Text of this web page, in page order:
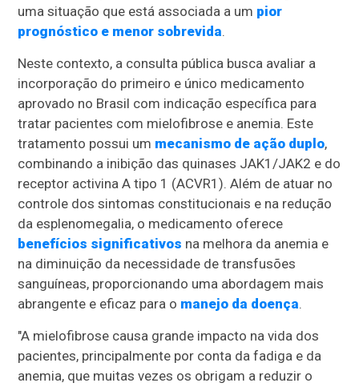
uma situação que está associada a um pior
prognóstico e menor sobrevida.
Neste contexto, a consulta pública busca avaliar a
incorporação do primeiro e único medicamento
aprovado no Brasil com indicação específica para
tratar pacientes com mielofibrose e anemia. Este
tratamento possui um mecanismo de ação duplo,
combinando a inibição das quinases JAK1/JAK2 e do
receptor activina A tipo 1 (ACVR1). Além de atuar no
controle dos sintomas constitucionais e na redução
da esplenomegalia, o medicamento oferece
benefícios significativos na melhora da anemia e
na diminuição da necessidade de transfusões
sanguíneas, proporcionando uma abordagem mais
abrangente e eficaz para o manejo da doença.
"A mielofibrose causa grande impacto na vida dos
pacientes, principalmente por conta da fadiga e da
anemia, que muitas vezes os obrigam a reduzir o